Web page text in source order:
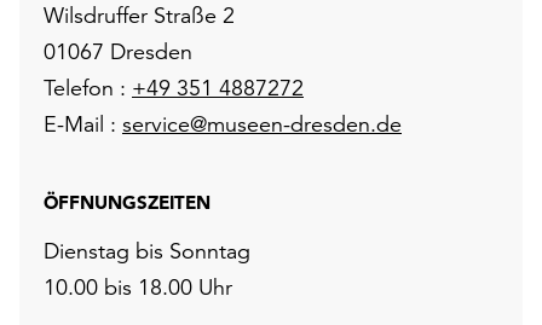
Wilsdruffer Straße 2
01067 Dresden
Telefon : +49 351 4887272
E-Mail : service@museen-dresden.de
ÖFFNUNGSZEITEN
Dienstag bis Sonntag
10.00 bis 18.00 Uhr